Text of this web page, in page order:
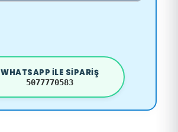
WHATSAPP ILE SIPARIŞ
5077770583